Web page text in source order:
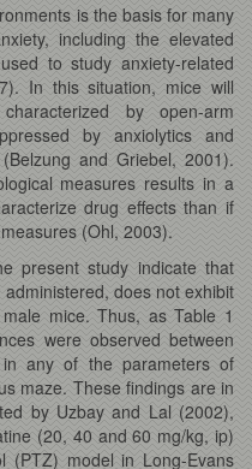
is the basis for many
including the elevated
to study anxiety-related
In this situation, mice will
by open-arm
by anxiolytics and
and Griebel, 2001).
measures results in a
drug effects than if
(Ohl, 2003).
present study indicate that
does not exhibit
mice. Thus, as Table 1
were observed between
any of the parameters of
maze. These findings are in
by Uzbay and Lal (2002),
(20, 40 and 60 mg/kg, ip)
(PTZ) model in Long-Evans